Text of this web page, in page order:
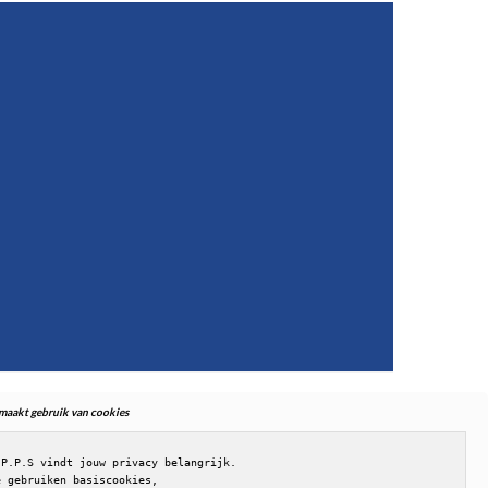
maakt gebruik van cookies
vindt jouw privacy belangrijk.
gebruiken basiscookies,